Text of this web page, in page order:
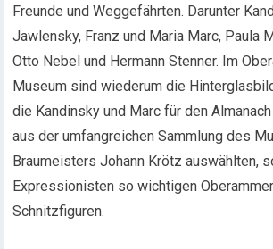
Freunde und Weggefährten. Darunter
Jawlensky, Franz und Maria Marc, Paula
Otto Nebel und Hermann Stenner. Im
Museum sind wiederum die
die Kandinsky und Marc für den Almanach
aus der umfangreichen Sammlung des
Braumeisters Johann Krötz auswählten,
Expressionisten so wichtigen
Schnitzfiguren.